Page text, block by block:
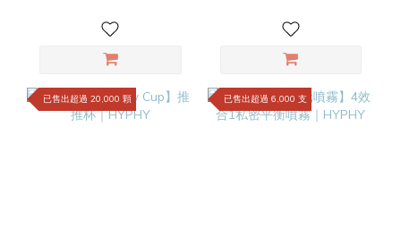
已售出超過 20,000 顆 已售出超過 6,000 支